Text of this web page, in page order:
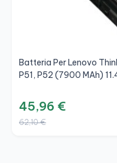
Batteria Per Lenovo
P51, P52 (7900 MAh)
45,96 €
62,10 €